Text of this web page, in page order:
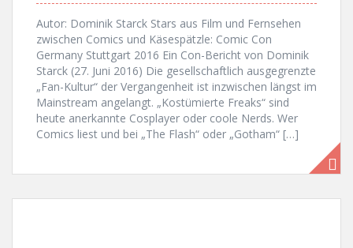
Autor: Dominik Starck Stars aus Film und Fernsehen
zwischen Comics und Käsespätzle: Comic Con
Germany Stuttgart 2016 Ein Con-Bericht von Dominik
Starck (27. Juni 2016) Die gesellschaftlich ausgegrenzte
„Fan-Kultur“ der Vergangenheit ist inzwischen längst im
Mainstream angelangt. „Kostümierte Freaks“ sind
heute anerkannte Cosplayer oder coole Nerds. Wer
Comics liest und bei „The Flash“ oder „Gotham“ […]